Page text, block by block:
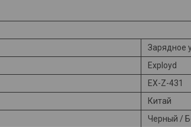
Зарядное
Exployd
EX-Z-431
Китай
Черный /